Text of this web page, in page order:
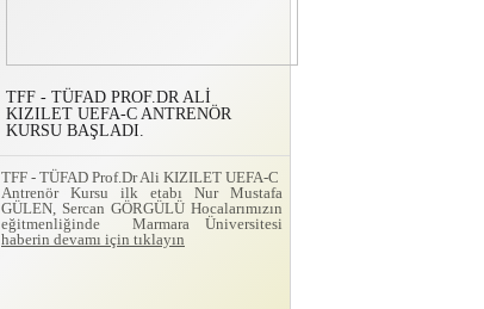
TFF - TÜFAD PROF.DR ALİ
KIZILET UEFA-C ANTRENÖR
KURSU BAŞLADI.
TFF - TÜFAD Prof.Dr Ali KIZILET UEFA-C
Antrenör Kursu ilk etabı Nur Mustafa
GÜLEN, Sercan GÖRGÜLÜ Hocalarımızın
eğitmenliğinde Marmara Üniversitesi
haberin devamı için tıklayın